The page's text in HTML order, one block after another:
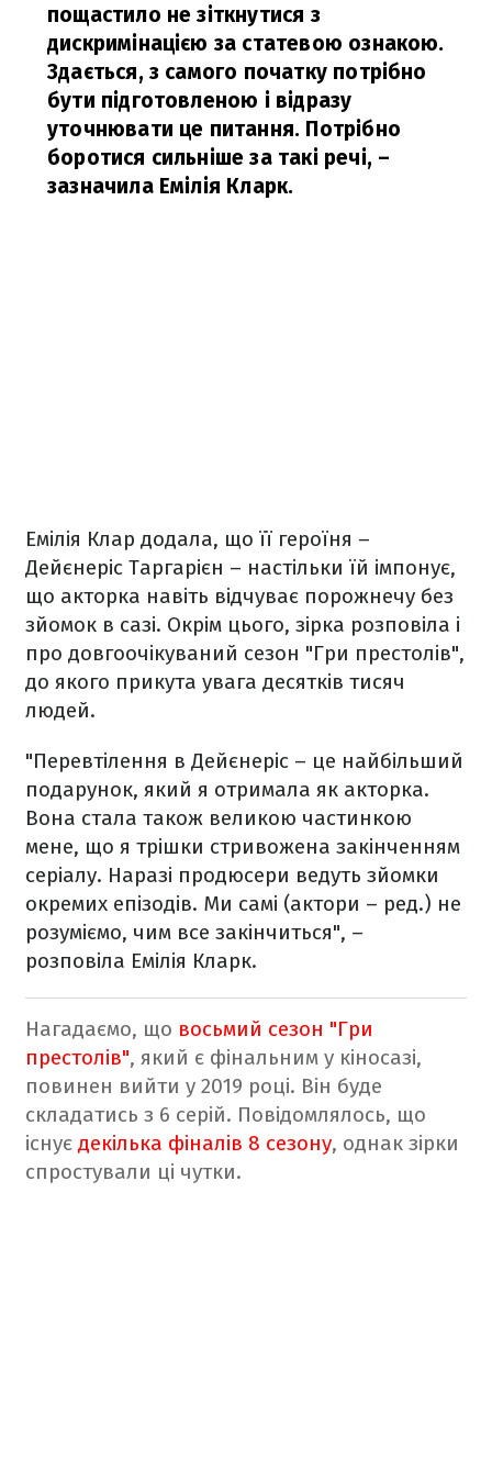
пощастило не зіткнутися з
дискримінацією за статевою ознакою.
Здається, з самого початку потрібно
бути підготовленою і відразу
уточнювати це питання. Потрібно
боротися сильніше за такі речі, –
зазначила Емілія Кларк.
Емілія Клар додала, що її героїня –
Дейєнеріс Таргарієн – настільки їй імпонує,
що акторка навіть відчуває порожнечу без
зйомок в сазі. Окрім цього, зірка розповіла і
про довгоочікуваний сезон "Гри престолів",
до якого прикута увага десятків тисяч
людей.
"Перевтілення в Дейєнеріс – це найбільший
подарунок, який я отримала як акторка.
Вона стала також великою частинкою
мене, що я трішки стривожена закінченням
серіалу. Наразі продюсери ведуть зйомки
окремих епізодів. Ми самі (актори – ред.) не
розуміємо, чим все закінчиться", –
розповіла Емілія Кларк.
Нагадаємо, що восьмий сезон "Гри
престолів", який є фінальним у кіносазі,
повинен вийти у 2019 році. Він буде
складатись з 6 серій. Повідомлялось, що
існує декілька фіналів 8 сезону, однак зірки
спростували ці чутки.